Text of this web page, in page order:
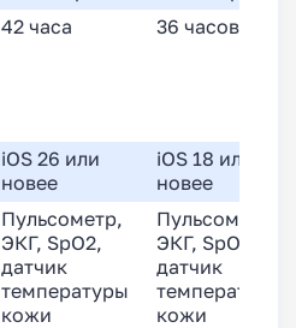
42 часа 36 часов
iOS 26 или
новее
iOS 18 или
новее
Пульсометр,
ЭКГ, SpO2,
датчик
температуры
кожи
Пульсометр,
ЭКГ, SpO2,
датчик
температуры
кожи